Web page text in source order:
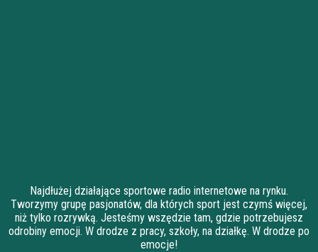
Najdłużej działające sportowe radio internetowe na rynku.
Tworzymy grupę pasjonatów, dla których sport jest czymś więcej,
niż tylko rozrywką. Jesteśmy wszędzie tam, gdzie potrzebujesz
odrobiny emocji. W drodze z pracy, szkoły, na działkę. W drodze po
emocje!